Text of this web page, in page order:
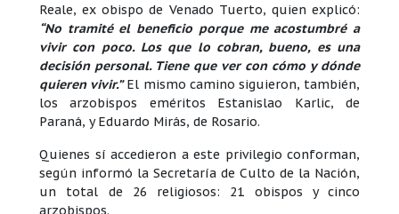
Reale, ex obispo de Venado Tuerto, quien explicó:
“No tramité el beneficio porque me acostumbré a
vivir con poco. Los que lo cobran, bueno, es una
decisión personal. Tiene que ver con cómo y dónde
quieren vivir.”El mismo camino siguieron, también,
los arzobispos eméritos Estanislao Karlic, de
Paraná, y Eduardo Mirás, de Rosario.
Quienes sí accedieron a este privilegio conforman,
según informó la Secretaría de Culto de la Nación,
un total de 26 religiosos: 21 obispos y cinco
arzobispos.